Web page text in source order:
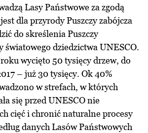
Lasy Państwowe za zgodą
dla przyrody Puszczy zabójcza
do skreślenia Puszczy
światowego dziedzictwa UNESCO.
wycięto 50 tysięcy drzew, do
– już 30 tysięcy. Ok 40%
w strefach, w których
się przed UNESCO nie
cięć i chronić naturalne procesy
danych Lasów Państwowych